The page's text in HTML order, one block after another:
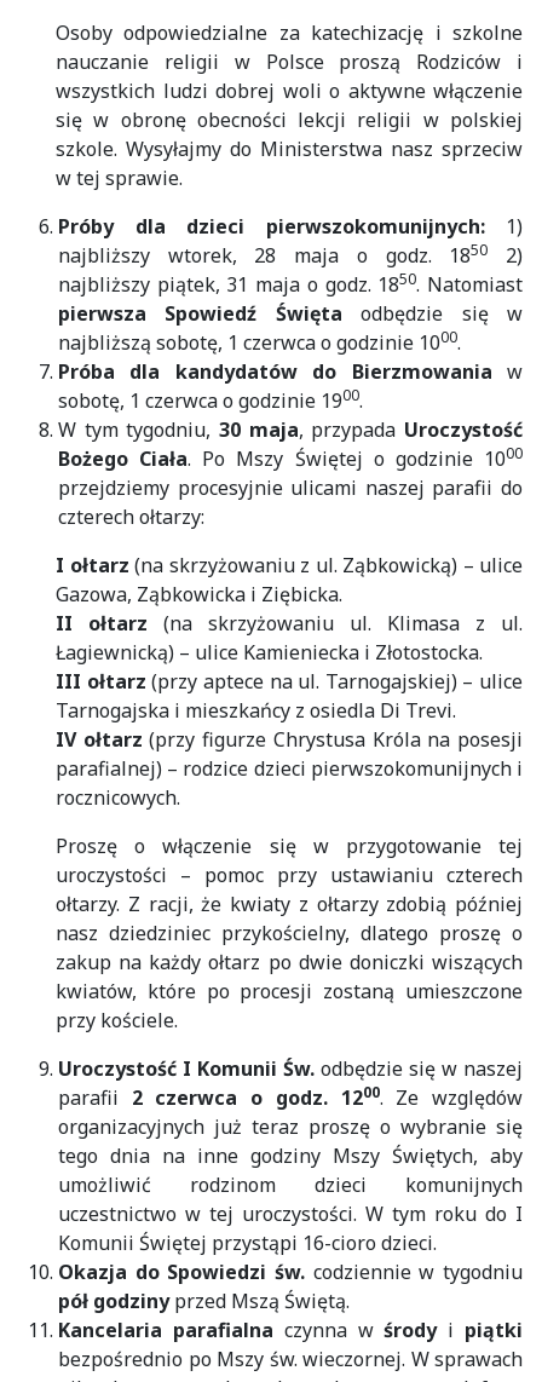
Osoby odpowiedzialne za katechizację i szkolne
nauczanie religii w Polsce proszą Rodziców i
wszystkich ludzi dobrej woli o aktywne włączenie
się w obronę obecności lekcji religii w polskiej
szkole. Wysyłajmy do Ministerstwa nasz sprzeciw
w tej sprawie.
Próby dla dzieci pierwszokomunijnych:1)
najbliższy wtorek, 28 maja o godz. 1850
2)
najbliższy piątek, 31 maja o godz. 1850. Natomiast
pierwsza Spowiedź Święta odbędzie się w
najbliższą sobotę, 1 czerwca o godzinie 1000.
Próba dla kandydatów do Bierzmowania w
sobotę, 1 czerwca o godzinie 1900.
W tym tygodniu, 30 maja, przypada Uroczystość
Bożego Ciała. Po Mszy Świętej o godzinie 1000
przejdziemy procesyjnie ulicami naszej parafii do
czterech ołtarzy:
I ołtarz (na skrzyżowaniu z ul. Ząbkowicką) – ulice
Gazowa, Ząbkowicka i Ziębicka.
II ołtarz (na skrzyżowaniu ul. Klimasa z ul.
Łagiewnicką) – ulice Kamieniecka i Złotostocka.
III ołtarz (przy aptece na ul. Tarnogajskiej) – ulice
Tarnogajska i mieszkańcy z osiedla Di Trevi.
IV ołtarz (przy figurze Chrystusa Króla na posesji
parafialnej) – rodzice dzieci pierwszokomunijnych i
rocznicowych.
Proszę o włączenie się w przygotowanie tej
uroczystości – pomoc przy ustawianiu czterech
ołtarzy. Z racji, że kwiaty z ołtarzy zdobią później
nasz dziedziniec przykościelny, dlatego proszę o
zakup na każdy ołtarz po dwie doniczki wiszących
kwiatów, które po procesji zostaną umieszczone
przy kościele.
Uroczystość I Komunii Św. odbędzie się w naszej
parafii 2 czerwca o godz. 1200. Ze względów
organizacyjnych już teraz proszę o wybranie się
tego dnia na inne godziny Mszy Świętych, aby
umożliwić rodzinom dzieci komunijnych
uczestnictwo w tej uroczystości. W tym roku do I
Komunii Świętej przystąpi 16-cioro dzieci.
Okazja do Spowiedzi św. codziennie w tygodniu
pół godzinyprzed Mszą Świętą.
Kancelaria parafialna czynna wśrodyi piątki
bezpośrednio po Mszy św. wieczornej. W sprawach